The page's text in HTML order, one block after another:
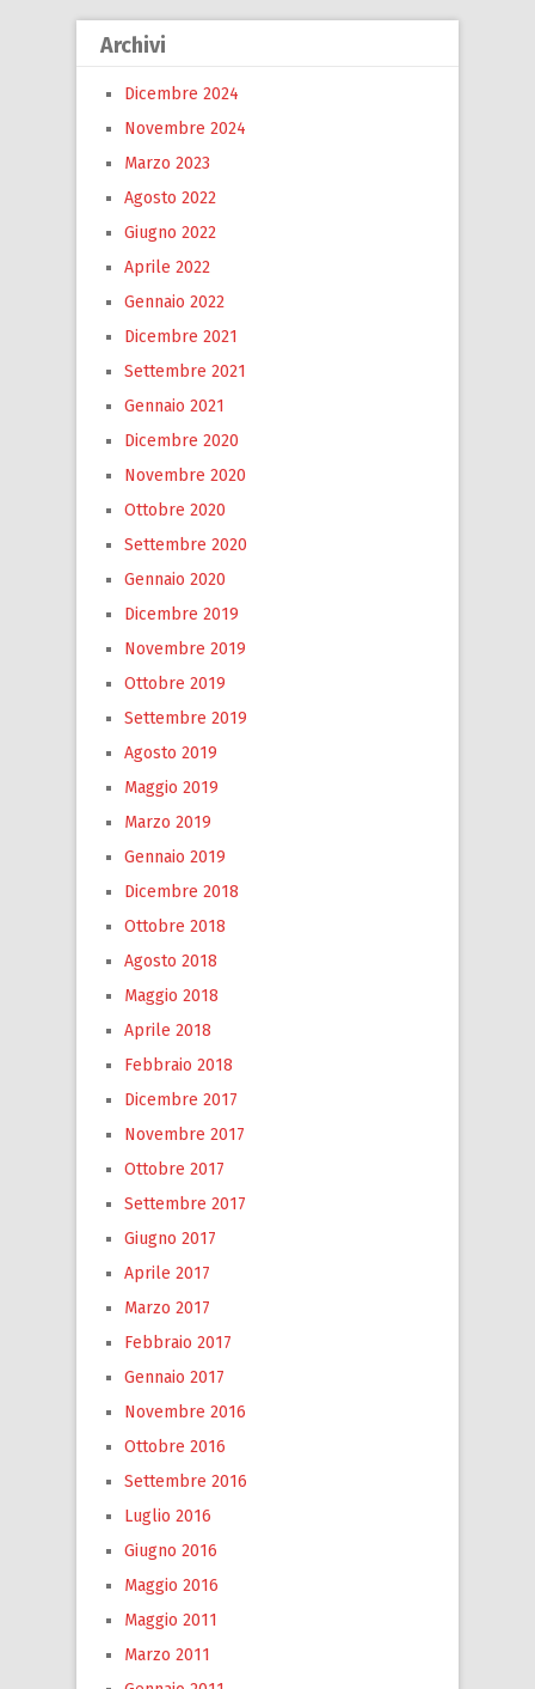
Archivi
Dicembre 2024
Novembre 2024
Marzo 2023
Agosto 2022
Giugno 2022
Aprile 2022
Gennaio 2022
Dicembre 2021
Settembre 2021
Gennaio 2021
Dicembre 2020
Novembre 2020
Ottobre 2020
Settembre 2020
Gennaio 2020
Dicembre 2019
Novembre 2019
Ottobre 2019
Settembre 2019
Agosto 2019
Maggio 2019
Marzo 2019
Gennaio 2019
Dicembre 2018
Ottobre 2018
Agosto 2018
Maggio 2018
Aprile 2018
Febbraio 2018
Dicembre 2017
Novembre 2017
Ottobre 2017
Settembre 2017
Giugno 2017
Aprile 2017
Marzo 2017
Febbraio 2017
Gennaio 2017
Novembre 2016
Ottobre 2016
Settembre 2016
Luglio 2016
Giugno 2016
Maggio 2016
Maggio 2011
Marzo 2011